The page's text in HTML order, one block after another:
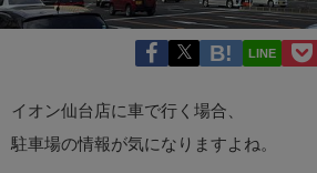
LINE
イオン仙台店に車で行く場合、
駐車場の情報が気になりますよね。